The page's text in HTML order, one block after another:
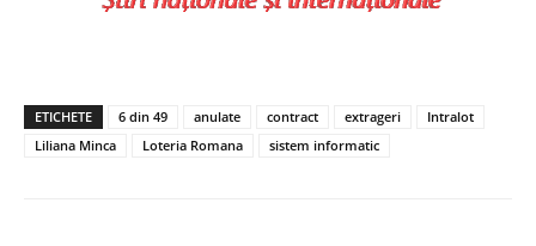
ETICHETE 6 din 49 anulate contract extrageri
Intralot
Liliana Minca
Loteria Romana sistem informatic